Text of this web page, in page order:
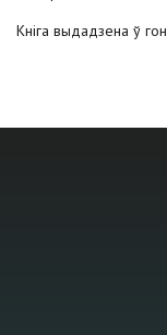
Кніга выдадзена ў